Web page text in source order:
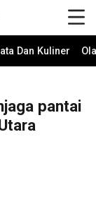
Dan Kuliner
pantai